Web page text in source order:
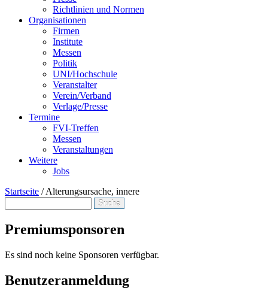
Richtlinien und Normen
Organisationen
Firmen
Institute
Messen
Politik
UNI/Hochschule
Veranstalter
Verein/Verband
Verlage/Presse
Termine
FVI-Treffen
Messen
Veranstaltungen
Weitere
Jobs
Startseite /Alterungsursache, innere
Premiumsponsoren
Es sind noch keine Sponsoren verfügbar.
Benutzeranmeldung